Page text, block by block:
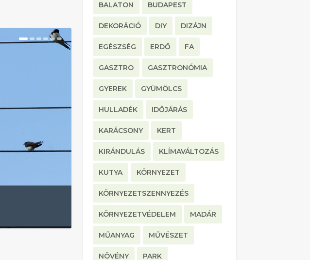
BALATON BUDAPEST
DEKORÁCIÓ DIY DIZÁJN
EGÉSZSÉG ERDŐ FA
GASZTRO GASZTRONÓMIA
GYEREK GYÜMÖLCS
HULLADÉK IDŐJÁRÁS
KARÁCSONY KERT
KIRÁNDULÁS KLÍMAVÁLTOZÁS
KUTYA KÖRNYEZET
KÖRNYEZETSZENNYEZÉS
KÖRNYEZETVÉDELEM MADÁR
MŰANYAG MŰVÉSZET
NÖVÉNY PARK